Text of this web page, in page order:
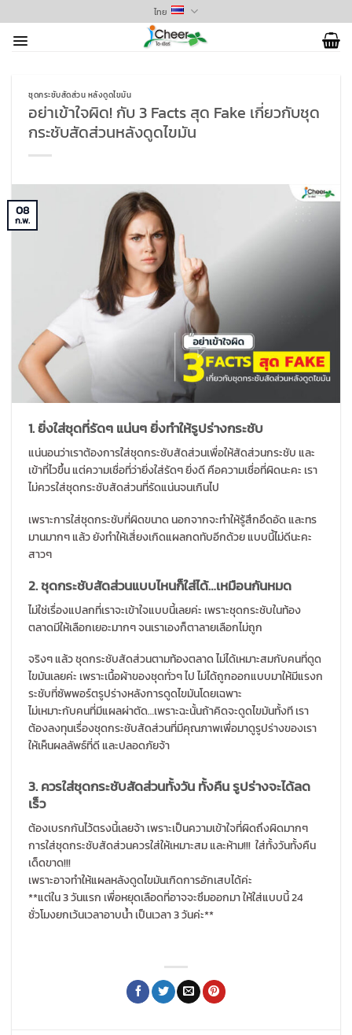
ไป
ไทย
ชุดกระชับสัดส่วน หลังดูดไขมัน
อย่าเข้าใจผิด! กับ 3 Facts สุด Fake เกี่ยวกับชุด
กระชับสัดส่วนหลังดูดไขมัน
08
ก.พ.
1. ยิ่งใส่ชุดที่รัดๆ แน่นๆ ยิ่งทำให้รูปร่างกระชับ
แน่นอนว่าเราต้องการใส่ชุดกระชับสัดส่วนเพื่อให้สัดส่วนกระชับ และ
เข้าที่ไวขึ้น แต่ความเชื่อที่ว่ายิ่งใส่รัดๆ ยิ่งดี คือความเชื่อที่ผิดนะคะ เรา
ไม่ควรใส่ชุดกระชับสัดส่วนที่รัดแน่นจนเกินไป
เพราะการใส่ชุดกระชับที่ผิดขนาด นอกจากจะทำให้รู้สึกอึดอัด และทร
มานมากๆ แล้ว ยังทำให้เสี่ยงเกิดแผลกดทับอีกด้วย แบบนี้ไม่ดีนะคะ
สาวๆ
2. ชุดกระชับสัดส่วนแบบไหนก็ใส่ได้…เหมือนกันหมด
ไม่ใช่เรื่องแปลกที่เราจะเข้าใจแบบนี้เลยค่ะ เพราะชุดกระชับในท้อง
ตลาดมีให้เลือกเยอะมากๆ จนเราเองก็ตาลายเลือกไม่ถูก
จริงๆ แล้ว ชุดกระชับสัดส่วนตามท้องตลาด ไม่ได้เหมาะสมกับคนที่ดูด
ไขมันเลยค่ะ เพราะเนื้อผ้าของชุดทั่วๆ ไป ไม่ได้ถูกออกแบบมาให้มีแรงก
ระชับที่ซัพพอร์ตรูปร่างหลังการดูดไขมันโดยเฉพาะ
ไม่เหมาะกับคนที่มีแผลผ่าตัด…เพราะฉะนั้นถ้าคิดจะดูดไขมันทั้งที เรา
ต้องลงทุนเรื่องชุดกระชับสัดส่วนที่มีคุณภาพเพื่อมาดูรูปร่างของเรา
ให้เห็นผลลัพธ์ที่ดี และปลอดภัยจ้า
3. ควรใส่ชุดกระชับสัดส่วนทั้งวัน ทั้งคืน รูปร่างจะได้ลด
เร็ว
ต้องเบรกกันไว้ตรงนี้เลยจ้า เพราะเป็นความเข้าใจที่ผิดถึงผิดมากๆ
การใส่ชุดกระชับสัดส่วนควรใส่ให้เหมาะสม และห้าม!!! ใส่ทั้งวันทั้งคืน
เด็ดขาด!!!
เพราะอาจทำให้แผลหลังดูดไขมันเกิดการอักเสบได้ค่ะ
**แต่ใน 3 วันแรก เพื่อหยุดเลือดที่อาจจะซึมออกมา ให้ใส่แบบนี้ 24
ชั่วโมงยกเว้นเวลาอาบน้ำ เป็นเวลา 3 วันค่ะ**